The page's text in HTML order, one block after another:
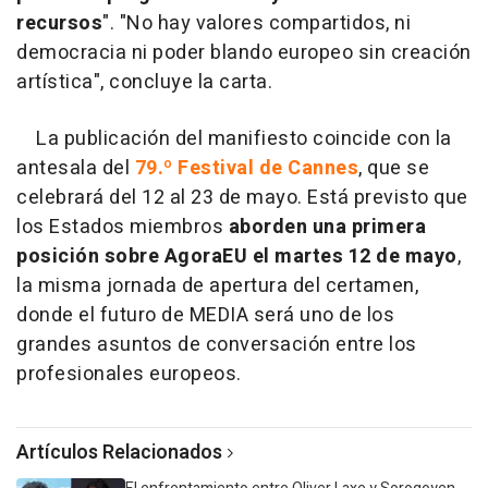
recursos". "No hay valores compartidos, ni
democracia ni poder blando europeo sin creación
artística", concluye la carta.
La publicación del manifiesto coincide con la
antesala del 79.º Festival de Cannes, que se
celebrará del 12 al 23 de mayo. Está previsto que
los Estados miembros aborden una primera
posición sobre AgoraEU el martes 12 de mayo,
la misma jornada de apertura del certamen,
donde el futuro de MEDIA será uno de los
grandes asuntos de conversación entre los
profesionales europeos.
Artículos Relacionados